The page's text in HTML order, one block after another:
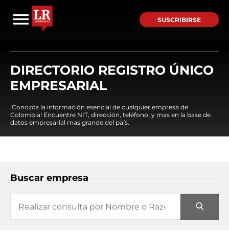
SUSCRIBIRSE
DIRECTORIO REGISTRO ÚNICO
EMPRESARIAL
¡Conozca la información esencial de cualquier empresa de
Colombia! Encuentre NIT, dirección, teléfono, y mas en la base de
datos empresarial mas grande del país.
Buscar empresa